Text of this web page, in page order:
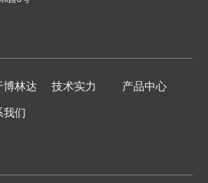
博林达 技术实力
产品中心
我们